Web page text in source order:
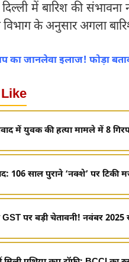
दिल्ली में बारिश की
विभाग के अनुसार अगला
का जानलेवा इलाज! फोड़ा
में युवक की हत्या मामले में 8
106 साल पुराने ‘नक्शे’ पर टिकी
GST पर बड़ी चेतावनी! नवंबर